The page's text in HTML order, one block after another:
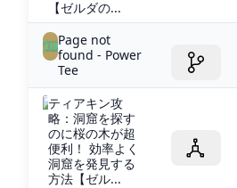
【ゼルダの...
Page not
found - Power
Tee
ティアキン攻
略：洞窟を探す
のに桜の木が超
便利！ 効率よく
洞窟を発見する
方法【ゼル...